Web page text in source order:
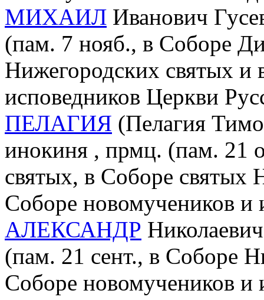
МИХАИЛ Иванович
(пам. 7 нояб., в Соборе
Нижегородских святых и
исповедников Церкви
ПЕЛАГИЯ (Пелагия
инокиня , прмц. (пам. 21
святых, в Соборе святых
Соборе новомучеников и
АЛЕКСАНДР
(пам. 21 сент., в Соборе
Соборе новомучеников и